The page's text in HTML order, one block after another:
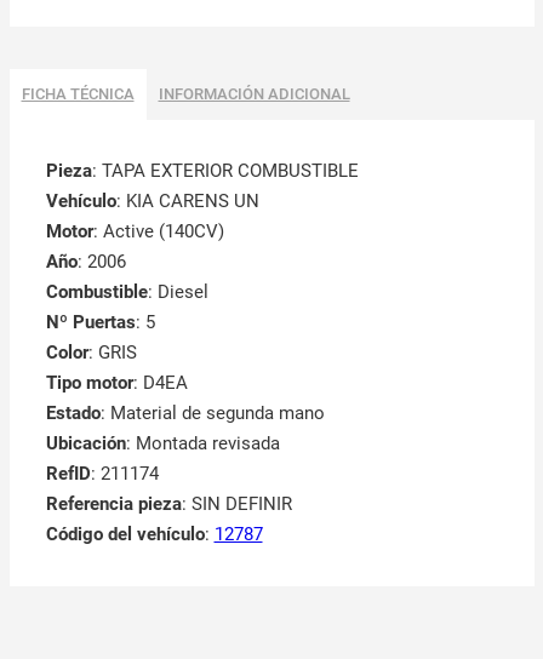
FICHA TÉCNICA INFORMACIÓN ADICIONAL
Pieza: TAPA EXTERIOR COMBUSTIBLE
Vehículo: KIA CARENS UN
Motor: Active (140CV)
Año: 2006
Combustible: Diesel
Nº Puertas: 5
Color: GRIS
Tipo motor: D4EA
Estado: Material de segunda mano
Ubicación: Montada revisada
RefID: 211174
Referencia pieza: SIN DEFINIR
Código del vehículo: 12787